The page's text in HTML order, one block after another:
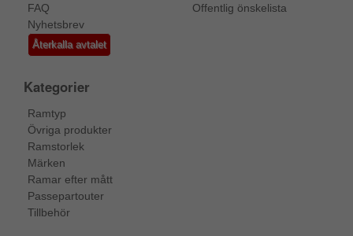
FAQ
Nyhetsbrev
Återkalla avtalet
Offentlig önskelista
Kategorier
Ramtyp
Övriga produkter
Ramstorlek
Märken
Ramar efter mått
Passepartouter
Tillbehör